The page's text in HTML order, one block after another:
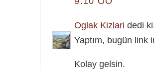
Oglak Kizlari dedi
Yaptım, bugün link
Kolay gelsin.